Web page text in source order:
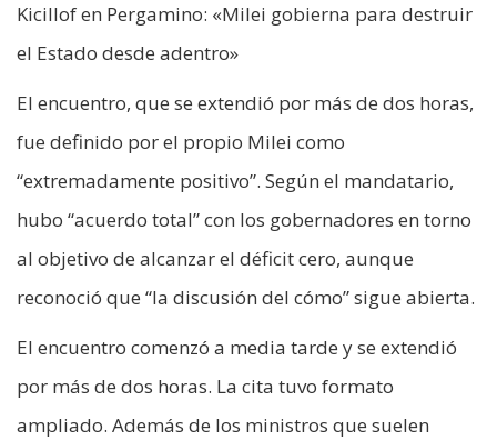
Kicillof en Pergamino: «Milei gobierna para destruir
el Estado desde adentro»
El encuentro, que se extendió por más de dos horas,
fue definido por el propio Milei como
“extremadamente positivo”. Según el mandatario,
hubo “acuerdo total” con los gobernadores en torno
al objetivo de alcanzar el déficit cero, aunque
reconoció que “la discusión del cómo” sigue abierta.
El encuentro comenzó a media tarde y se extendió
por más de dos horas. La cita tuvo formato
ampliado. Además de los ministros que suelen